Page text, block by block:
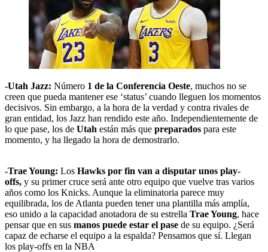
-Utah Jazz: Número 1 de la Conferencia Oeste, muchos no se
creen que pueda mantener ese ‘status’ cuando lleguen los momentos
decisivos. Sin embargo, a la hora de la verdad y contra rivales de
gran entidad, los Jazz han rendido este año. Independientemente de
lo que pase, los de Utah están más que preparados para este
momento, y ha llegado la hora de demostrarlo.
-Trae Young: Los Hawks por fin van a disputar unos play-
offs, y su primer cruce será ante otro equipo que vuelve tras varios
años como los Knicks. Aunque la eliminatoria parece muy
equilibrada, los de Atlanta pueden tener una plantilla más amplía,
eso unido a la capacidad anotadora de su estrella Trae Young, hace
pensar que en sus manos puede estar el pase de su equipo. ¿Será
capaz de echarse el equipo a la espalda? Pensamos que sí. Llegan
los play-offs en la NBA